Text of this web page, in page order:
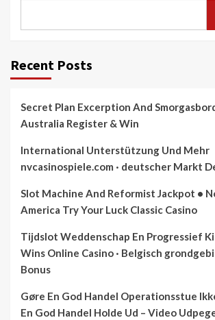
Recent Posts
Secret Plan Excerption And
Australia Register & Win
International Unterstützung Und Mehr
nvcasinospiele.com · deutscher Markt
Slot Machine And Reformist Jackpot •
America Try Your Luck Classic Casino
Tijdslot Weddenschap En Progressief
Wins Online Casino · Belgisch
Bonus
Gøre En God Handel Operationsstue
En God Handel Holde Ud – Video